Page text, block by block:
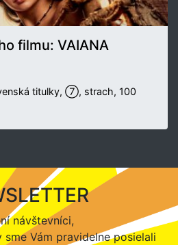
filmu: VAIANA
titulky, ⑦, strach, 100
návštevníci,
Vám pravidelne posielali